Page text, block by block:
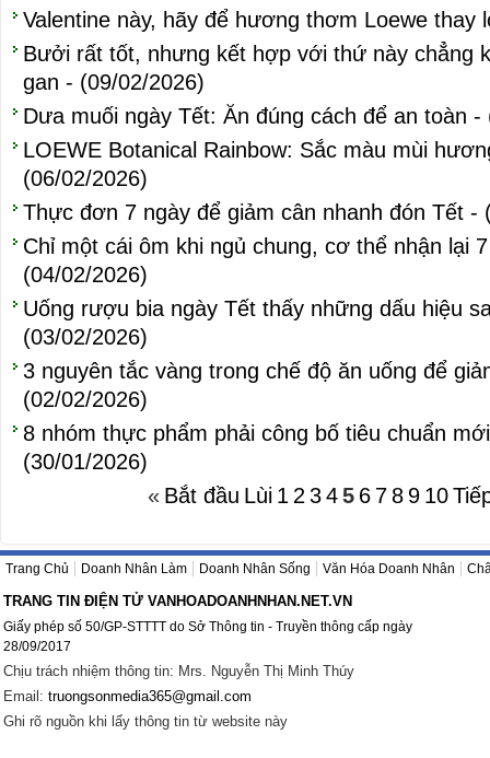
Valentine này, hãy để hương thơm Loewe thay
Bưởi rất tốt, nhưng kết hợp với thứ này chẳng
gan - (09/02/2026)
Dưa muối ngày Tết: Ăn đúng cách để an toàn -
LOEWE Botanical Rainbow: Sắc màu mùi
(06/02/2026)
Thực đơn 7 ngày để giảm cân nhanh đón Tết -
Chỉ một cái ôm khi ngủ chung, cơ thể nhận lại
(04/02/2026)
Uống rượu bia ngày Tết thấy những dấu hiệu
(03/02/2026)
3 nguyên tắc vàng trong chế độ ăn uống để
(02/02/2026)
8 nhóm thực phẩm phải công bố tiêu chuẩn
(30/01/2026)
« Bắt đầu Lùi 1 2 345 6 7 8 9 10
Trang Chủ Doanh Nhân Làm Doanh Nhân Sống Văn Hóa Doanh Nhân
TRANG TIN ĐIỆN TỬ VANHOADOANHNHAN.NET.VN
Giấy phép số 50/GP-STTTT do Sở Thông tin - Truyền thông cấp ngày
28/09/2017
Chịu trách nhiệm thông tin: Mrs. Nguyễn Thị Minh Thúy
Email: truongsonmedia365@gmail.com
Ghi rõ nguồn khi lấy thông tin từ website này